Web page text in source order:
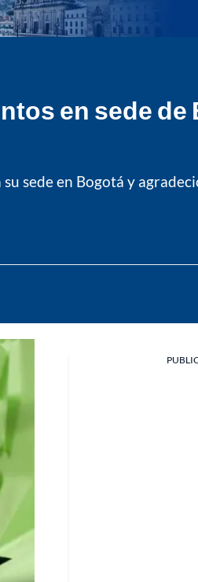
en sede de
sede en Bogotá y